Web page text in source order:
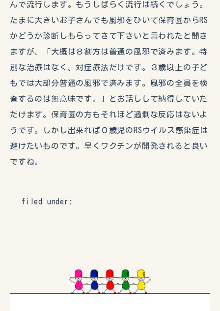
んで流行します。もうしばらく流行は続くでしょう。
たまに大きいお子さんでも風邪をひいて保育園からRS
かどうか診断しもらってきて下さいと言われたと聞き
ますが、「大概は８割方は普通の風邪で済みます。特
別な治療はなく、対症療法だけです。３歳以上の子ど
もでは大部分普通の風邪で済みます。風邪の全員を検
査するのは無意味です。」とお話しして納得していた
だけます。保育園の方もそれほど過剰な反応はないよ
うです。しかし出来れば０歳児のRSウイルス感染症は
避けたいものです。早くワクチンが開発されると良い
ですね。
filed under: